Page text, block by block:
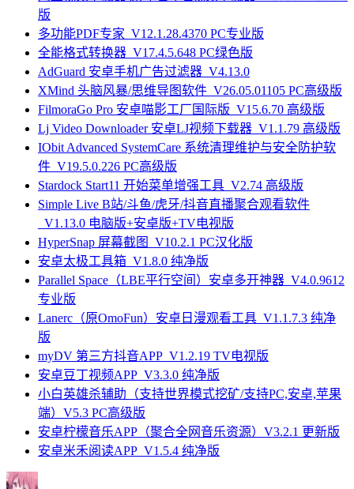
版
多功能PDF专家_V12.1.28.4370 PC专业版
全能格式转换器_V17.4.5.648 PC绿色版
AdGuard 安卓手机广告过滤器_V4.13.0
XMind 头脑风暴/思维导图软件_V26.05.01105 PC高级版
FilmoraGo Pro 安卓喵影工厂国际版_V15.6.70 高级版
Lj Video Downloader 安卓LJ视频下载器_V1.1.79 高级版
IObit Advanced SystemCare 系统清理维护与安全防护软
件_V19.5.0.226 PC高级版
Stardock Start11 开始菜单增强工具_V2.74 高级版
Simple Live B站/斗鱼/虎牙/抖音直播聚合观看软件
_V1.13.0 电脑版+安卓版+TV电视版
HyperSnap 屏幕截图_V10.2.1 PC汉化版
安卓太极工具箱_V1.8.0 纯净版
Parallel Space（LBE平行空间）安卓多开神器_V4.0.9612
专业版
Lanerc（原OmoFun）安卓日漫观看工具_V1.1.7.3 纯净
版
myDV 第三方抖音APP_V1.2.19 TV电视版
安卓豆丁视频APP_V3.3.0 纯净版
小白英雄杀辅助（支持世界模式挖矿/支持PC,安卓,苹果
端）V5.3 PC高级版
安卓柠檬音乐APP（聚合全网音乐资源）V3.2.1 更新版
安卓米禾阅读APP_V1.5.4 纯净版